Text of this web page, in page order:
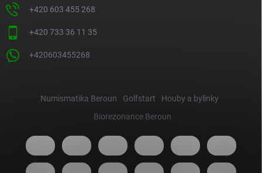
+420 603 455 268
+420 733 36 11 35
+420603455268
Numismatika Beroun Golfstart
Houby a bylinky
Biorezonance Beroun